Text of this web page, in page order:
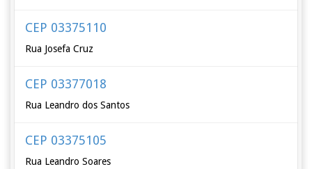
CEP 03375110
Rua Josefa Cruz
CEP 03377018
Rua Leandro dos Santos
CEP 03375105
Rua Leandro Soares